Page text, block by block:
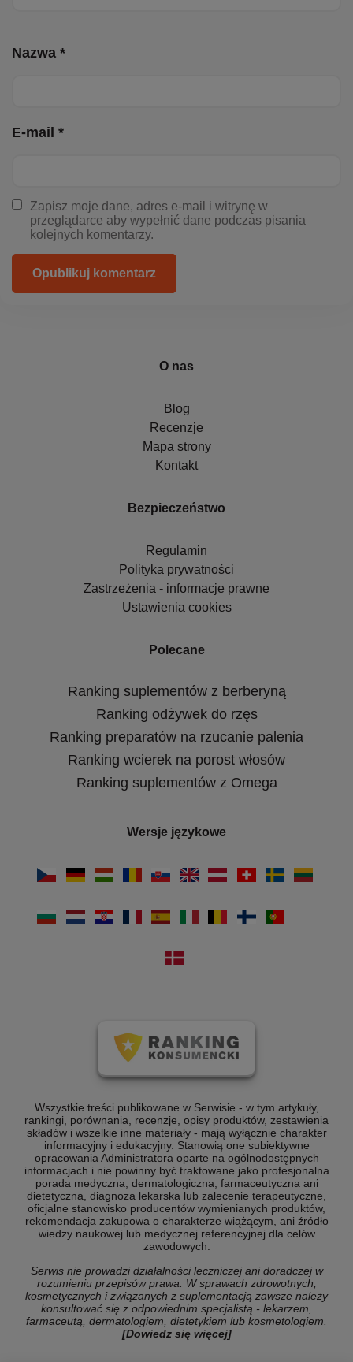
Nazwa *
E-mail *
Zapisz moje dane, adres e-mail i witrynę w
przeglądarce aby wypełnić dane podczas pisania
kolejnych komentarzy.
Opublikuj komentarz
O nas
Blog
Recenzje
Mapa strony
Kontakt
Bezpieczeństwo
Regulamin
Polityka prywatności
Zastrzeżenia - informacje prawne
Ustawienia cookies
Polecane
Ranking suplementów z berberyną
Ranking odżywek do rzęs
Ranking preparatów na rzucanie palenia
Ranking wcierek na porost włosów
Ranking suplementów z Omega
Wersje językowe
Wszystkie treści publikowane w Serwisie - w tym artykuły,
rankingi, porównania, recenzje, opisy produktów, zestawienia
składów i wszelkie inne materiały - mają wyłącznie charakter
informacyjny i edukacyjny. Stanowią one subiektywne
opracowania Administratora oparte na ogólnodostępnych
informacjach i nie powinny być traktowane jako profesjonalna
porada medyczna, dermatologiczna, farmaceutyczna ani
dietetyczna, diagnoza lekarska lub zalecenie terapeutyczne,
oficjalne stanowisko producentów wymienianych produktów,
rekomendacja zakupowa o charakterze wiążącym, ani źródło
wiedzy naukowej lub medycznej referencyjnej dla celów
zawodowych.
Serwis nie prowadzi działalności leczniczej ani doradczej w
rozumieniu przepisów prawa. W sprawach zdrowotnych,
kosmetycznych i związanych z suplementacją zawsze należy
konsultować się z odpowiednim specjalistą - lekarzem,
farmaceutą, dermatologiem, dietetykiem lub kosmetologiem.
[Dowiedz się więcej]